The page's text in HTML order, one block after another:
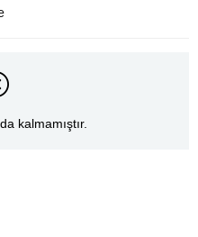
kalmamıştır.